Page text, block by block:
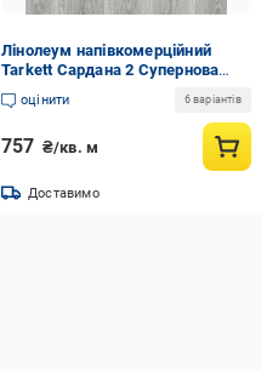
Лінолеум напівкомерційний
Tarkett Сардана 2 Супернова
текстиль 1,5 м
оцінити 6 варіантів
757 ₴/кв. м
Доставимо